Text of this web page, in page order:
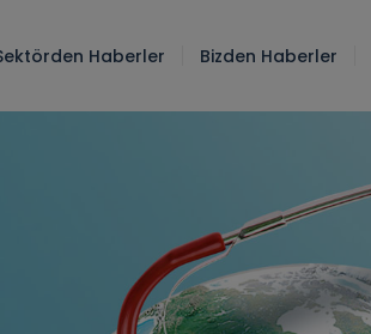
Haberler Bizden Haberler